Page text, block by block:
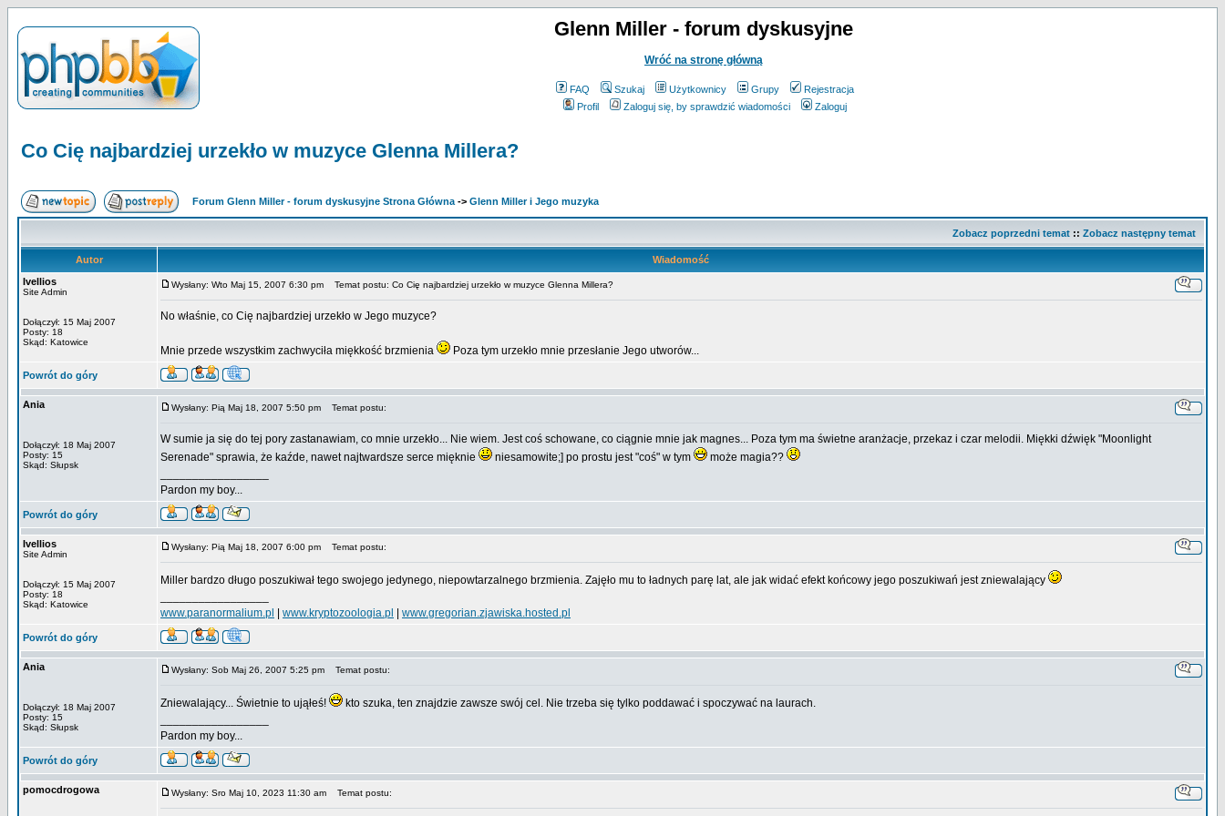
Glenn Miller - forum dyskusyjne
Wróć na stronę główną
FAQ Szukaj Użytkownicy Grupy
Rejestracja
Profil
Zaloguj się, by sprawdzić wiadomości Zaloguj
Co Cię najbardziej urzekło w muzyce Glenna Millera?
Forum Glenn Miller - forum dyskusyjne Strona Główna -> Glenn Miller i Jego muzyka
Zobacz poprzedni temat :: Zobacz następny temat
Autor
Wiadomość
Ivellios
Site Admin
Dołączył: 15 Maj 2007
Posty: 18
Skąd: Katowice
Wysłany: Wto Maj 15, 2007 6:30 pm Temat postu: Co Cię najbardziej urzekło w muzyce Glenna Millera?
No właśnie, co Cię najbardziej urzekło w Jego muzyce?
Mnie przede wszystkim zachwyciła miękkość brzmienia Poza tym urzekło mnie przesłanie Jego utworów...
Powrót do góry
Ania
Dołączył: 18 Maj 2007
Posty: 15
Skąd: Słupsk
Wysłany: Pią Maj 18, 2007 5:50 pm Temat postu:
W sumie ja się do tej pory zastanawiam, co mnie urzekło... Nie wiem. Jest coś schowane, co ciągnie mnie jak magnes... Poza tym ma świetne aranżacje, przekaz i czar melodii. Miękki dźwięk "Moonlight
Serenade" sprawia, że kaźde, nawet najtwardsze serce mięknie
niesamowite;] po prostu jest "coś" w tym
może magia??
Pardon my boy...
Powrót do góry
Ivellios
Site Admin
Dołączył: 15 Maj 2007
Posty: 18
Skąd: Katowice
Wysłany: Pią Maj 18, 2007 6:00 pm Temat postu:
Miller bardzo długo poszukiwał tego swojego jedynego, niepowtarzalnego brzmienia. Zajęło mu to ładnych parę lat, ale jak widać efekt końcowy jego poszukiwań jest zniewalający
www.paranormalium.pl
www.kryptozoologia.pl www.gregorian.zjawiska.hosted.pl
Powrót do góry
Ania
Dołączył: 18 Maj 2007
Posty: 15
Skąd: Słupsk
Wysłany: Sob Maj 26, 2007 5:25 pm Temat postu:
Zniewalający... Świetnie to ująłeś!
kto szuka, ten znajdzie zawsze swój cel. Nie trzeba się tylko poddawać i spoczywać na laurach.
Pardon my boy...
Powrót do góry
pomocdrogowa Wysłany: Sro Maj 10, 2023 11:30 am Temat postu: